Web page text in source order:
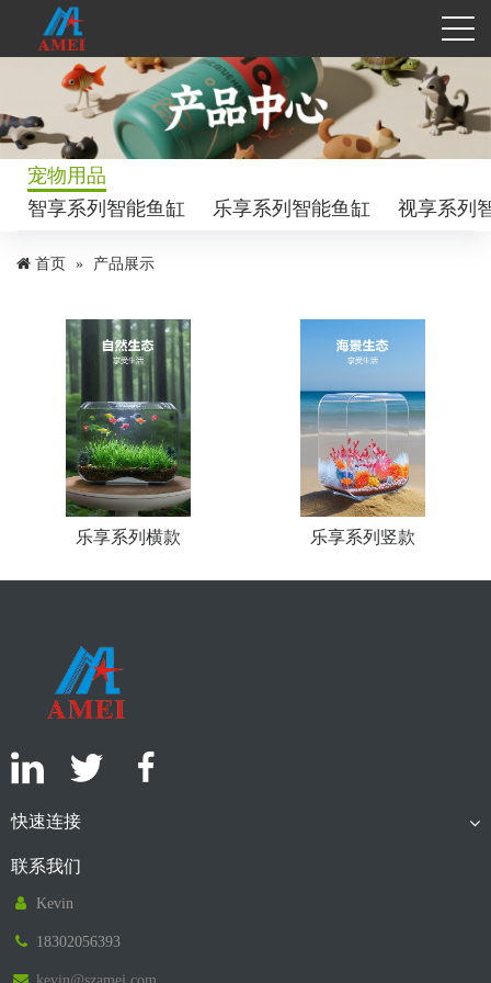
宠物用品
智享系列智能鱼缸
乐享系列智能鱼缸 视享系列
首页 产品展示
乐享系列横款 乐享系列竖款
快速连接
联系我们
Kevin
18302056393